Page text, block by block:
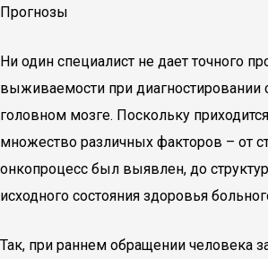
Прогнозы
Ни один специалист не дает точного
выживаемости при диагностировании
головном мозге. Поскольку
множество различных факторов – от
онкопроцесс был выявлен, до
исходного состояния здоровья
Так, при раннем обращении человека